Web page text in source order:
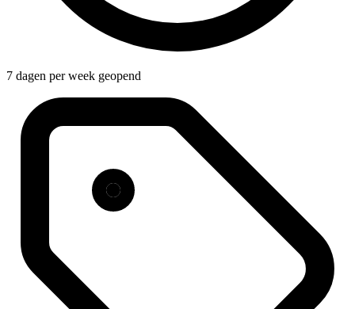
7 dagen per week geopend